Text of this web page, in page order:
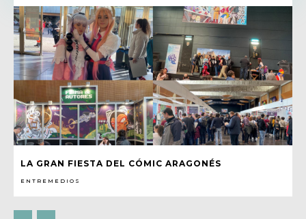
LA GRAN FIESTA DEL CÓMIC ARAGONÉS
ENTREMEDIOS